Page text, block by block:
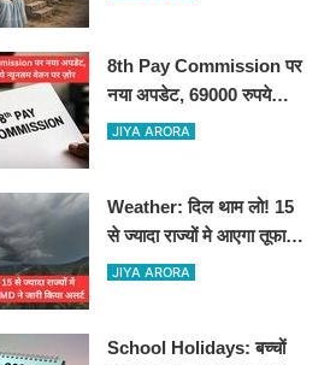
8th Pay Commission पर
नया अपडेट, 69000 रुपये
न्यूनतम वेतन पर ज़ोर
JIYA ARORA
Weather: दिल थाम लो! 15
से ज्यादा राज्यों मे आएगा तूफान,
IMD ने जारी किया अलर्ट
JIYA ARORA
School Holidays: बच्चों